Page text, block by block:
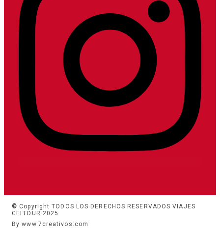
© Copyright TODOS LOS DERECHOS RESERVADOS VIAJES
CELTOUR 2025
By www.7creativos.com